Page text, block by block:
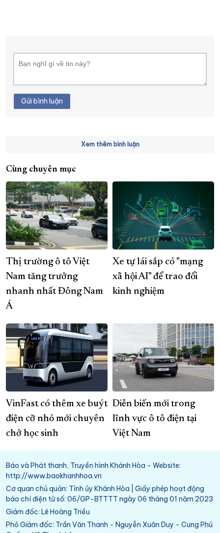
Gửi bình luận
Xem thêm bình luận
Cùng chuyên mục
Thị trường ô tô Việt
Nam tăng trưởng
nhanh nhất Đông Nam
Á
Xe tự lái sắp có "mạng
xã hội AI" để trao đổi
kinh nghiệm
VinFast có thêm xe buýt
điện cỡ nhỏ mới chuyên
chở học sinh
Diễn biến mới trong
lĩnh vực ô tô điện tại
Việt Nam
Báo và Phát thanh, Truyền hình Khánh Hòa - Website:
http://www.baokhanhhoa.vn
Cơ quan chủ quản: Tỉnh ủy Khánh Hòa | Giấy phép hoạt động
báo chí điện tử số: 06/GP-BTTTT ngày 06 tháng 01 năm 2023
Giám đốc: Lê Hoàng Triều
Phó Giám đốc: Trần Văn Thanh - Nguyễn Xuân Duy - Cung Phú